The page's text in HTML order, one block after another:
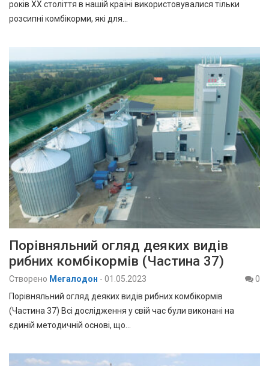
років XX століття в нашій країні використовувалися тільки
розсипні комбікорми, які для…
Порівняльний огляд деяких видів
рибних комбікормів (Частина 37)
Створено Мегалодон - 01.05.2023
0
Порівняльний огляд деяких видів рибних комбікормів
(Частина 37) Всі дослідження у свій час були виконані на
єдиній методичній основі, що…